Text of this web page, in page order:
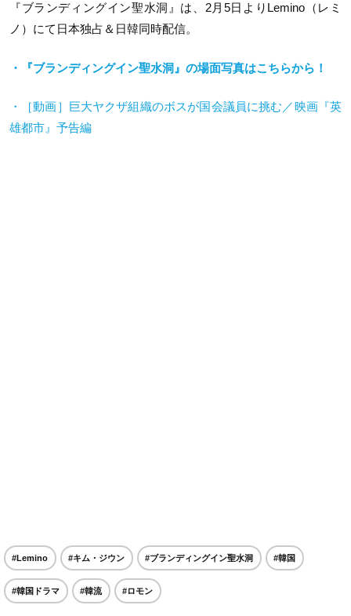
『ブランディングイン聖水洞』は、2月5日よりLemino（レミ
ノ）にて日本独占＆日韓同時配信。
・『ブランディングイン聖水洞』の場面写真はこちらから！
・［動画］巨大ヤクザ組織のボスが国会議員に挑む／映画『英
雄都市』予告編
#Lemino #キム・ジウン #ブランディングイン聖水洞 #韓国
#韓国ドラマ #韓流 #ロモン